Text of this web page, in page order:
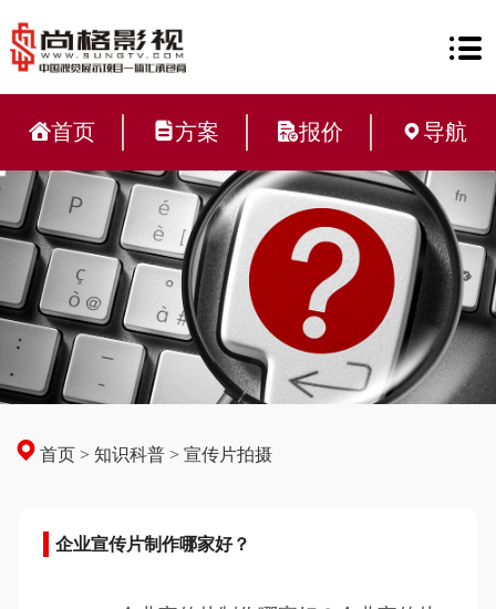
首页 方案 报价 导航
首页 >知识科普 >宣传片拍摄
企业宣传片制作哪家好？